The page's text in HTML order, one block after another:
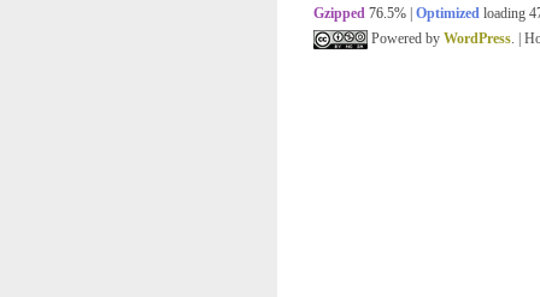
Gzipped 76.5% Optimized loading
Powered by WordPress. |